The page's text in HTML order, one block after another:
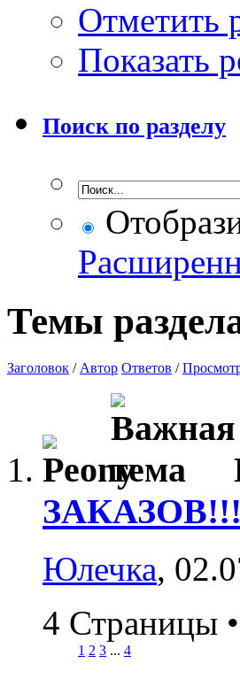
Отметить
Показать
Поиск по разделу
Темы
Заголовок / Автор Ответов /
Юлечка,
4 Страницы •
1 2 3 ... 4